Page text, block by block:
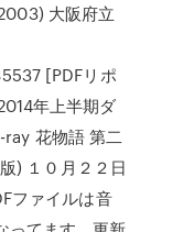
大阪府立
[PDFリポ
年上半期ダ
花物語 第二
) １０月２２日
ファイルは音